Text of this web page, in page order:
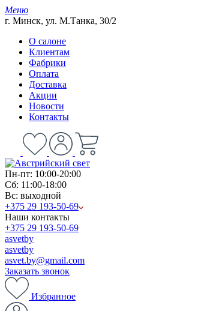
Меню
г. Минск, ул. М.Танка, 30/2
О салоне
Клиентам
Фабрики
Оплата
Доставка
Акции
Новости
Контакты
Пн-пт: 10:00-20:00
Сб: 11:00-18:00
Вс: выходной
+375 29 193-50-69
Наши контакты
+375 29 193-50-69
asvetby
asvetby
asvet.by@gmail.com
Заказать звонок
Избранное